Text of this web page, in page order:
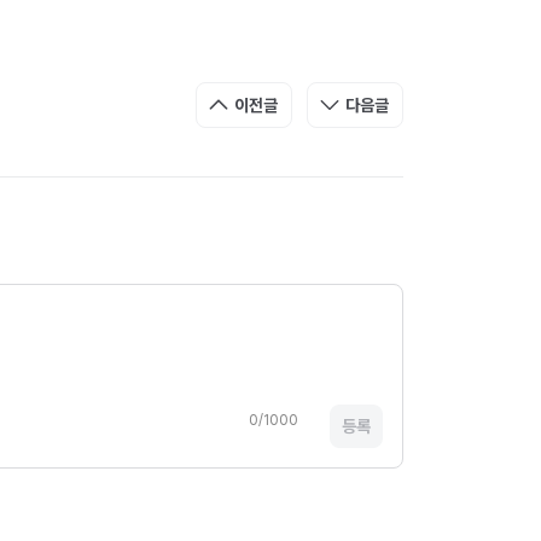
이전글 다음글
0/1000 등록